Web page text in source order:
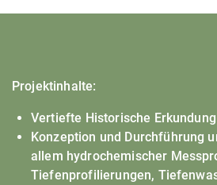
Projektinhalte:
Vertiefte Historische
Konzeption und Durchführung
allem hydrochemischer
Tiefenprofilierungen,